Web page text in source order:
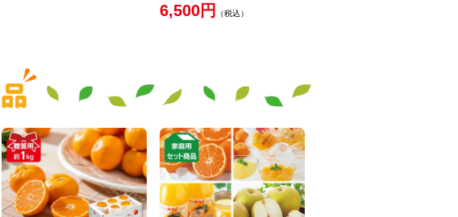
6,500円 （税込）